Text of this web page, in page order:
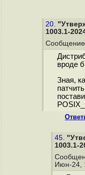
20.
1003.1-
вроде
Зная,
45.
1003.1-
Июн-24,